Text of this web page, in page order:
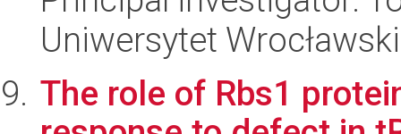
Uniwersytet
The role of Rbs1